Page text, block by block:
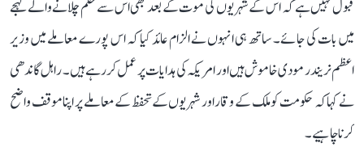
قبول نہیں ہے کہ اس کے شہریوں کی موت کے بعد بھی اس سے حکم چلانے والے لہجے
میں بات کی جائے۔ ساتھ ہی انہوں نے الزام عائد کیا کہ اس پورے معاملے میں وزیر
اعظم نریندر مودی خاموش ہیں اور امریکہ کی ہدایات پر عمل کر رہے ہیں۔ راہل گاندھی
نے کہا کہ حکومت کو ملک کے وقار اور شہریوں کے تحفظ کے معاملے پر اپنا موقف واضح
کرنا چاہیے۔